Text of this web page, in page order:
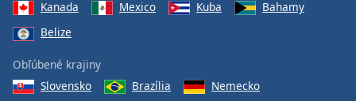
Kanada
Mexico Kuba
Bahamy
Belize
Obľúbené krajiny
Slovensko
Brazília
Nemecko